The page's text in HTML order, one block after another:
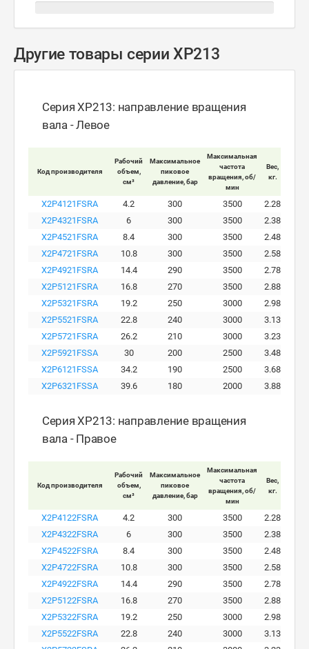
Другие товары серии XP213
Серия XP213: направление вращения
вала - Левое
Код производителя
Рабочий
объем,
см³
Максимальное
пиковое
давление, бар
Максимальная
частота
вращения, об/
мин
Вес,
кг.
X2P4121FSRA 4.2 300 3500 2.28
X2P4321FSRA
6 300 3500 2.38
X2P4521FSRA
8.4 300 3500 2.48
X2P4721FSRA
10.8 300 3500 2.58
X2P4921FSRA
14.4 290 3500 2.78
X2P5121FSRA
16.8 270 3500 2.88
X2P5321FSRA
19.2 250 3000 2.98
X2P5521FSRA
22.8 240 3000 3.13
X2P5721FSRA
26.2 210 3000 3.23
X2P5921FSSA
30 200 2500 3.48
X2P6121FSSA
34.2 190 2500 3.68
X2P6321FSSA
39.6 180 2000 3.88
Серия XP213: направление вращения
вала - Правое
Код производителя
Рабочий
объем,
см³
Максимальное
пиковое
давление, бар
Максимальная
частота
вращения, об/
мин
Вес,
кг.
X2P4122FSRA 4.2 300 3500 2.28
X2P4322FSRA
6 300 3500 2.38
X2P4522FSRA
8.4 300 3500 2.48
X2P4722FSRA
10.8 300 3500 2.58
X2P4922FSRA
14.4 290 3500 2.78
X2P5122FSRA
16.8 270 3500 2.88
X2P5322FSRA
19.2 250 3000 2.98
X2P5522FSRA
22.8 240 3000 3.13